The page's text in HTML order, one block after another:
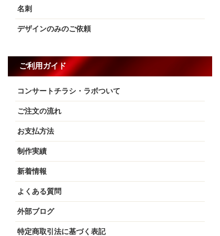
名刺
デザインのみのご依頼
ご利用ガイド
コンサートチラシ・ラボついて
ご注文の流れ
お支払方法
制作実績
新着情報
よくある質問
外部ブログ
特定商取引法に基づく表記